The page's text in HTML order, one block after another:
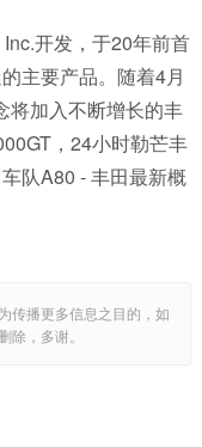
开发，于20年前首
主要产品。随着4月​​
将加入不断增长的丰
，24小时勒芒丰
队A80 - 丰田最新概
传播更多信息之目的，如
，多谢。